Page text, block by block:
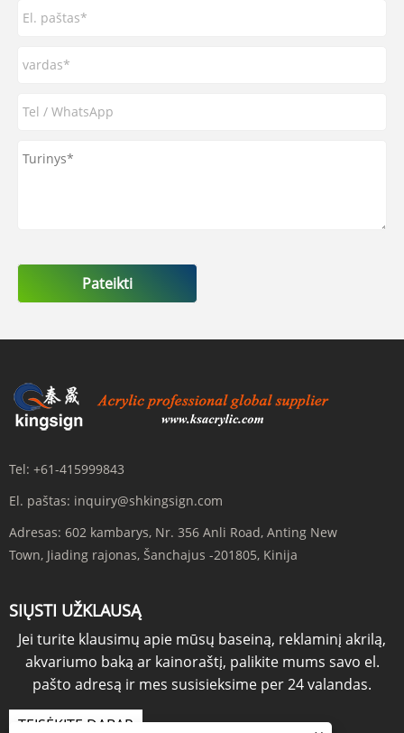
Pateikti
Tel: +61-415999843
El. paštas: inquiry@shkingsign.com
Adresas: 602 kambarys, Nr. 356 Anli Road, Anting New
Town, Jiading rajonas, Šanchajus -201805, Kinija
SIŲSTI UŽKLAUSĄ
Jei turite klausimų apie mūsų baseiną, reklaminį akrilą,
akvariumo baką ar kainoraštį, palikite mums savo el.
pašto adresą ir mes susisieksime per 24 valandas.
TEISĖKITE DABAR